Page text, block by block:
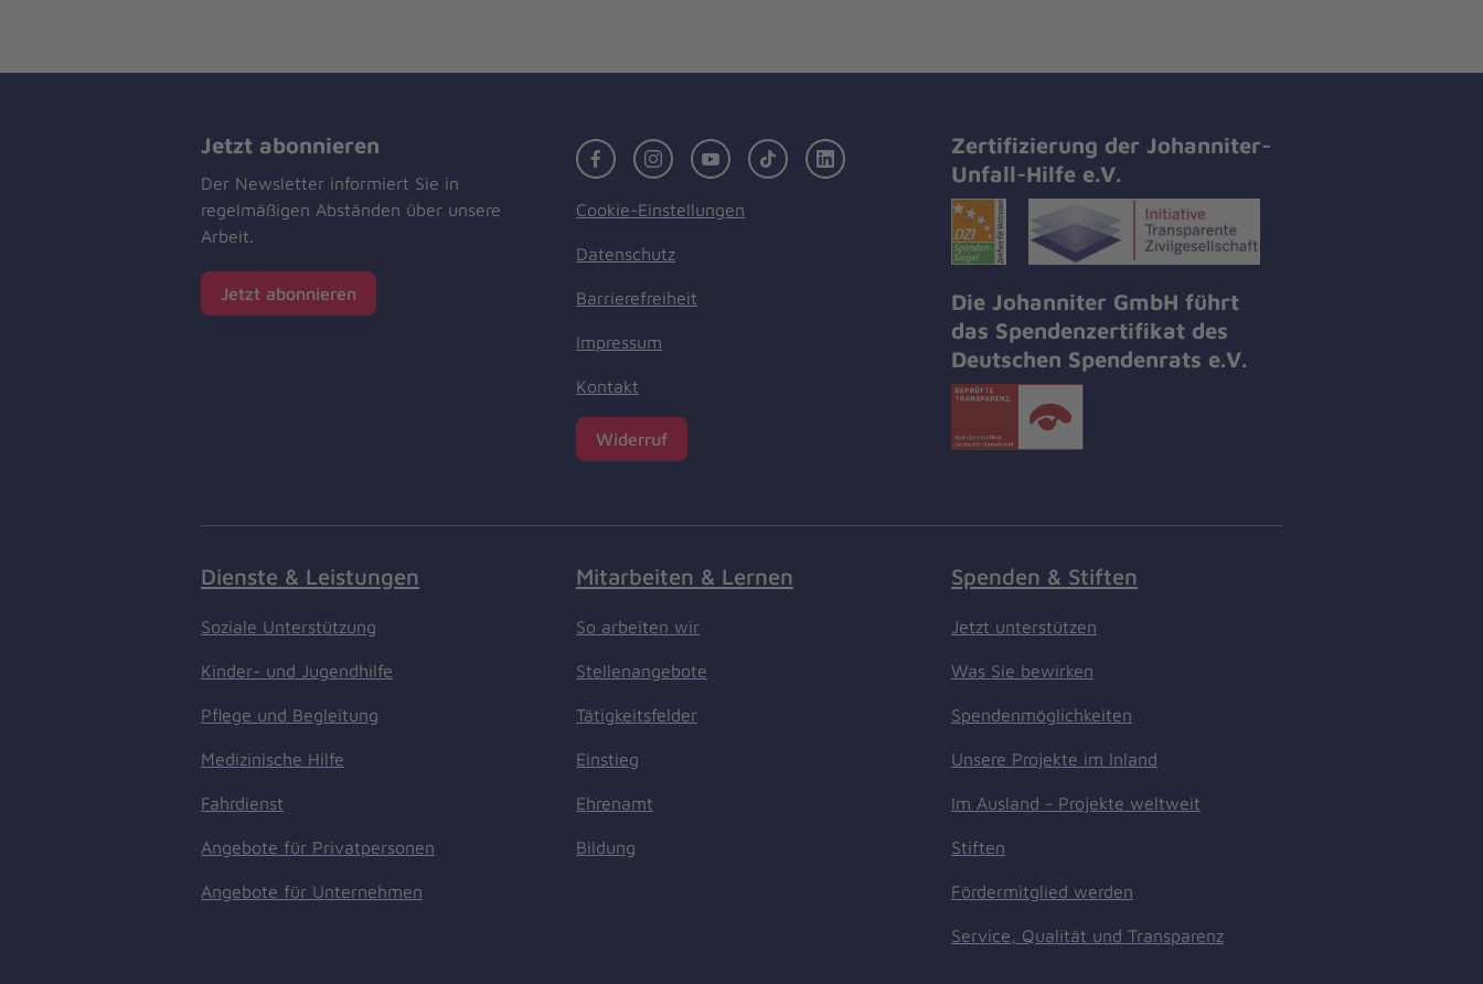
Jetzt abonnieren
Der Newsletter informiert Sie in
regelmäßigen Abständen über unsere
Arbeit.
Jetzt abonnieren
FacebookInstagramYoutubeTikTok LinkedIn
Cookie-Einstellungen
Datenschutz
Barrierefreiheit
Impressum
Kontakt
Widerruf
Zertifizierung der Johanniter-
Unfall-Hilfe e.V.
Die Johanniter GmbH führt
das Spendenzertifikat des
Deutschen Spendenrats e.V.
Dienste & Leistungen
Soziale Unterstützung
Kinder- und Jugendhilfe
Pflege und Begleitung
Medizinische Hilfe
Fahrdienst
Angebote für Privatpersonen
Angebote für Unternehmen
Mitarbeiten & Lernen
So arbeiten wir
Stellenangebote
Tätigkeitsfelder
Einstieg
Ehrenamt
Bildung
Spenden & Stiften
Jetzt unterstützen
Was Sie bewirken
Spendenmöglichkeiten
Unsere Projekte im Inland
Im Ausland - Projekte weltweit
Stiften
Fördermitglied werden
Service, Qualität und Transparenz